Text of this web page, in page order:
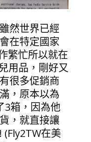
然世界已經
在特定國家
繁忙所以就在
用品，剛好又
很多促銷商
，原本以為
3箱，因為他
，就直接讓
在美